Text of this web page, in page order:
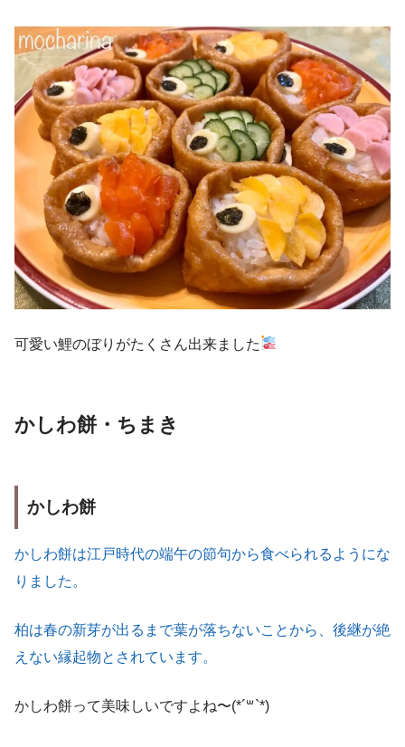
可愛い鯉のぼりがたくさん出来ました
かしわ餅・ちまき
かしわ餅
かしわ餅は江戸時代の端午の節句から食べられるようにな
りました。
柏は春の新芽が出るまで葉が落ちないことから、後継が絶
えない縁起物とされています。
かしわ餅って美味しいですよね〜(*´꒳`*)